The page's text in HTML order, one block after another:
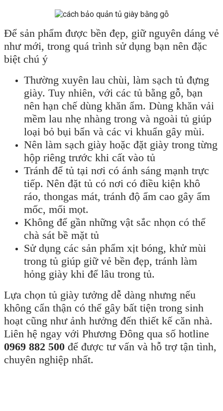
Để sản phẩm được bền đẹp, giữ nguyên dáng vẻ
như mới, trong quá trình sử dụng bạn nên đặc
biệt chú ý
Thường xuyên lau chùi, làm sạch tủ đựng
giày. Tuy nhiên, với các tủ bằng gỗ, bạn
nên hạn chế dùng khăn ẩm. Dùng khăn vải
mềm lau nhẹ nhàng trong và ngoài tủ giúp
loại bỏ bụi bẩn và các vi khuẩn gây mùi.
Nên làm sạch giày hoặc đặt giày trong từng
hộp riêng trước khi cất vào tủ
Tránh để tủ tại nơi có ánh sáng mạnh trực
tiếp. Nên đặt tủ có nơi có điều kiện khô
ráo, thongas mát, tránh độ ẩm cao gây ẩm
mốc, mối mọt.
Không để gần những vật sắc nhọn có thể
chà sát bề mặt tủ
Sử dụng các sản phẩm xịt bóng, khử mùi
trong tủ giúp giữ vẻ bền đẹp, tránh làm
hỏng giày khi để lâu trong tủ.
Lựa chọn tủ giày tưởng dễ dàng nhưng nếu
không cẩn thận có thể gây bất tiện trong sinh
hoạt cũng như ảnh hưởng đến thiết kế căn nhà.
Liên hệ ngay với Phương Đông qua số hotline
0969 882 500 để được tư vấn và hỗ trợ tận tình,
chuyên nghiệp nhất.